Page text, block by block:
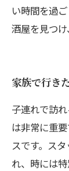
い時間を過
酒屋を見つ
家族で行き
子連れで訪
は非常に重
スです。ス
れ、時には